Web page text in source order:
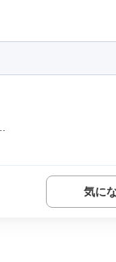
気に